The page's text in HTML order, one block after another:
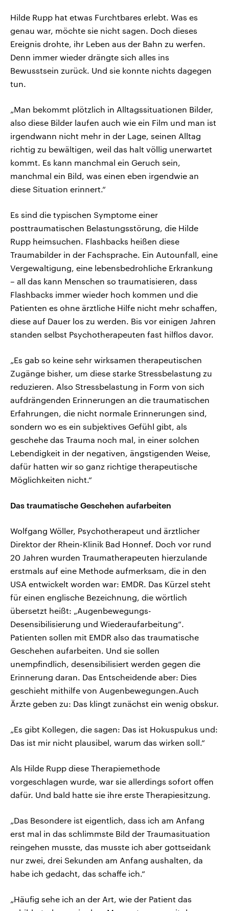
Hilde Rupp hat etwas Furchtbares erlebt. Was es
genau war, möchte sie nicht sagen. Doch dieses
Ereignis drohte, ihr Leben aus der Bahn zu werfen.
Denn immer wieder drängte sich alles ins
Bewusstsein zurück. Und sie konnte nichts dagegen
tun.
„Man bekommt plötzlich in Alltagssituationen Bilder,
also diese Bilder laufen auch wie ein Film und man ist
irgendwann nicht mehr in der Lage, seinen Alltag
richtig zu bewältigen, weil das halt völlig unerwartet
kommt. Es kann manchmal ein Geruch sein,
manchmal ein Bild, was einen eben irgendwie an
diese Situation erinnert.“
Es sind die typischen Symptome einer
posttraumatischen Belastungsstörung, die Hilde
Rupp heimsuchen. Flashbacks heißen diese
Traumabilder in der Fachsprache. Ein Autounfall, eine
Vergewaltigung, eine lebensbedrohliche Erkrankung
– all das kann Menschen so traumatisieren, dass
Flashbacks immer wieder hoch kommen und die
Patienten es ohne ärztliche Hilfe nicht mehr schaffen,
diese auf Dauer los zu werden. Bis vor einigen Jahren
standen selbst Psychotherapeuten fast hilflos davor.
„Es gab so keine sehr wirksamen therapeutischen
Zugänge bisher, um diese starke Stressbelastung zu
reduzieren. Also Stressbelastung in Form von sich
aufdrängenden Erinnerungen an die traumatischen
Erfahrungen, die nicht normale Erinnerungen sind,
sondern wo es ein subjektives Gefühl gibt, als
geschehe das Trauma noch mal, in einer solchen
Lebendigkeit in der negativen, ängstigenden Weise,
dafür hatten wir so ganz richtige therapeutische
Möglichkeiten nicht.“
Das traumatische Geschehen aufarbeiten
Wolfgang Wöller, Psychotherapeut und ärztlicher
Direktor der Rhein-Klinik Bad Honnef. Doch vor rund
20 Jahren wurden Traumatherapeuten hierzulande
erstmals auf eine Methode aufmerksam, die in den
USA entwickelt worden war: EMDR. Das Kürzel steht
für einen englische Bezeichnung, die wörtlich
übersetzt heißt: „Augenbewegungs-
Desensibilisierung und Wiederaufarbeitung“.
Patienten sollen mit EMDR also das traumatische
Geschehen aufarbeiten. Und sie sollen
unempfindlich, desensibilisiert werden gegen die
Erinnerung daran. Das Entscheidende aber: Dies
geschieht mithilfe von Augenbewegungen.Auch
Ärzte geben zu: Das klingt zunächst ein wenig obskur.
„Es gibt Kollegen, die sagen: Das ist Hokuspukus und:
Das ist mir nicht plausibel, warum das wirken soll.“
Als Hilde Rupp diese Therapiemethode
vorgeschlagen wurde, war sie allerdings sofort offen
dafür. Und bald hatte sie ihre erste Therapiesitzung.
„Das Besondere ist eigentlich, dass ich am Anfang
erst mal in das schlimmste Bild der Traumasituation
reingehen musste, das musste ich aber gottseidank
nur zwei, drei Sekunden am Anfang aushalten, da
habe ich gedacht, das schaffe ich.“
„Häufig sehe ich an der Art, wie der Patient das